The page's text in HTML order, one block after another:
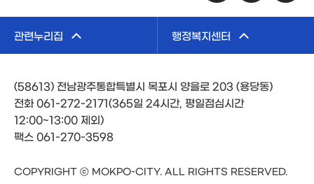
관련누리집 행정복지센터
(58613) 전남광주통합특별시 목포시 양을로 203 (용당동)
전화 061-272-2171(365일 24시간, 평일점심시간
12:00~13:00 제외)
팩스 061-270-3598
COPYRIGHT ⓒ MOKPO-CITY. ALL RIGHTS RESERVED.